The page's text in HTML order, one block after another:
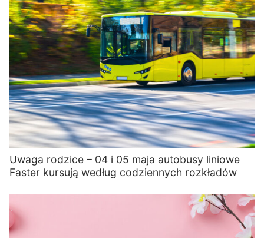
Uwaga rodzice – 04 i 05 maja autobusy liniowe
Faster kursują według codziennych rozkładów